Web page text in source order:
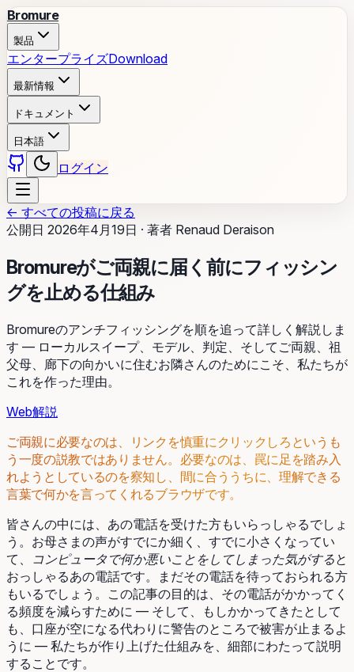
Bromure
製品
エンタープライズDownload
最新情報
ドキュメント
日本語
ログイン
← すべての投稿に戻る
公開日 2026年4月19日 · 著者 Renaud Deraison
Bromureがご両親に届く前にフィッシン
グを止める仕組み
Bromureのアンチフィッシングを順を追って詳しく解説しま
す — ローカルスイープ、モデル、判定、そしてご両親、祖
父母、廊下の向かいに住むお隣さんのためにこそ、私たちが
これを作った理由。
Web解説
ご両親に必要なのは、リンクを慎重にクリックしろというも
う一度の説教ではありません。必要なのは、罠に足を踏み入
れようとしているのを察知し、間に合ううちに、理解できる
言葉で何かを言ってくれるブラウザです。
皆さんの中には、あの電話を受けた方もいらっしゃるでしょ
う。お母さまの声がすでにか細く、すでに小さくなってい
て、 コンピュータで何か悪いことをしてしまった気がすると
おっしゃるあの電話です。まだその電話を待っておられる方
もいるでしょう。この記事の目的は、その電話がかかってく
る頻度を減らすために — そして、もしかかってきたとして
も、口座が空になる代わりに警告のところで被害が止まるよ
うに — 私たちが作り上げた仕組みを、細部にわたって説明
することです。